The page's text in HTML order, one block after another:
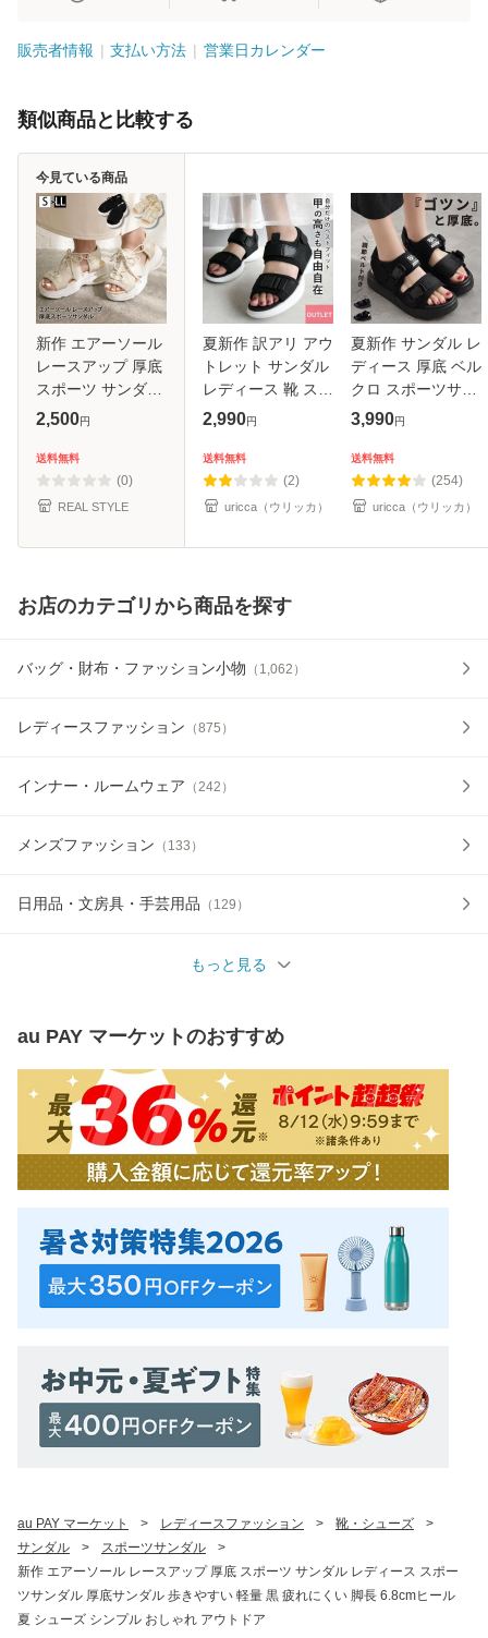
販売者情報 支払い方法 営業日カレンダー
類似商品と比較する
新作 エアーソール
レースアップ 厚底
スポーツ サンダル
レディース スポー
ンダル 歩きやすい
軽量 黒 疲れにくい
脚
2,500円
送料無料
(0)
REAL STYLE
今見ている商品
夏新作 訳アリ アウ
トレット サンダル
レディース 靴 スポ
ーツサンダル シュ
アウトドア 軽量
(送料無料)^pr002^
△
2,990円
送料無料
(2)
uricca（ウリッカ）
夏新作 サンダル レ
ディース 厚底 ベル
クロ スポーツサン
ダル スポサン 黒
591^ ●
3,990円
送料無料
(254)
uricca（ウリッカ）
お店のカテゴリから商品を探す
バッグ・財布・ファッション小物 （ 1,062 ）
レディースファッション （875 ）
インナー・ルームウェア （ 242 ）
メンズファッション （ 133 ）
日用品・文房具・手芸用品 （ 129 ）
もっと見る
au PAY マーケットのおすすめ
au PAY マーケット > レディースファッション > 靴・シューズ
>
サンダル
> スポーツサンダル
>
新作 エアーソール レースアップ 厚底 スポーツ サンダル レディース スポー
ツサンダル 厚底サンダル 歩きやすい 軽量 黒 疲れにくい 脚長 6.8cmヒール
夏 シューズ シンプル おしゃれ アウトドア